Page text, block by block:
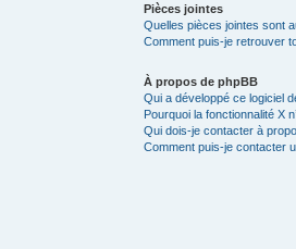
Pièces jointes
Quelles pièces jointes sont
Comment puis-je retrouver
À propos de phpBB
Qui a développé ce logiciel
Pourquoi la fonctionnalité X
Qui dois-je contacter à
Comment puis-je contacter